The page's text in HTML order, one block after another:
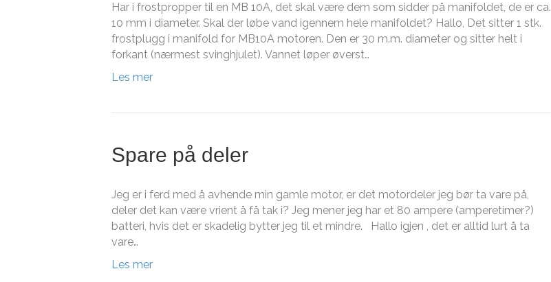
Har i frostpropper til en MB 10A, det skal være dem som sidder på manifoldet, de er ca.
10 mm i diameter. Skal der løbe vand igennem hele manifoldet? Hallo, Det sitter 1 stk.
frostplugg i manifold for MB10A motoren. Den er 30 m.m. diameter og sitter helt i
forkant (nærmest svinghjulet). Vannet løper øverst…
Les mer
Spare på deler
Jeg er i ferd med å avhende min gamle motor, er det motordeler jeg bør ta vare på,
deler det kan være vrient å få tak i? Jeg mener jeg har et 80 ampere (amperetimer?)
batteri, hvis det er skadelig bytter jeg til et mindre. Hallo igjen , det er alltid lurt å ta
vare…
Les mer